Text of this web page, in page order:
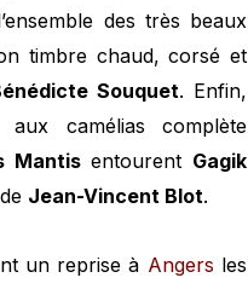
des très beaux
timbre chaud, corsé et
Souquet. Enfin,
aux camélias complète
Mantisentourent Gagik
Jean-Vincent Blot.
un reprise à Angers les